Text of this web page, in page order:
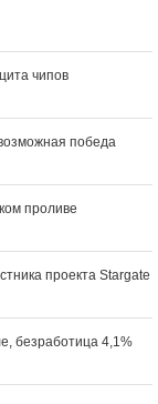
чипов
победа
проливе
проекта Stargate
безработица 4,1%